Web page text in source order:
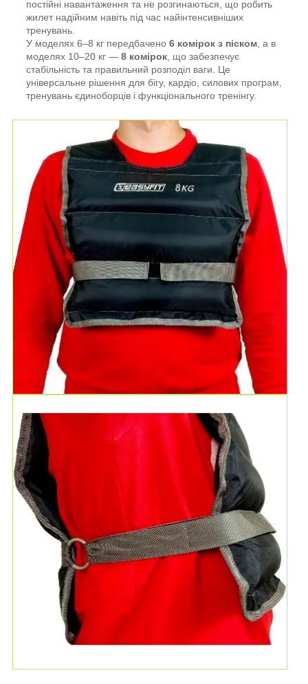
постійні навантаження та не розгинаються, що робить
жилет надійним навіть під час найінтенсивніших
тренувань.
У моделях 6–8 кг передбачено 6 комірок з піском , а в
моделях 10–20 кг — 8 комірок , що забезпечує
стабільність та правильний розподіл ваги. Це
універсальне рішення для бігу, кардіо, силових програм,
тренувань єдиноборців і функціонального тренінгу.